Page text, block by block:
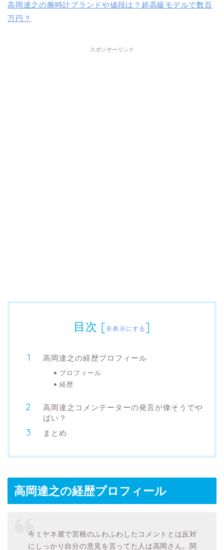
高岡達之の腕時計ブランドや値段は？超高級モデルで数百
万円？
スポンサーリンク
目次 [非表示にする]
高岡達之の経歴プロフィール
プロフィール
経歴
高岡達之コメンテーターの発言が偉そうでや
ばい？
まとめ
高岡達之の経歴プロフィール
今ミヤネ屋で宮根のふわふわしたコメントとは反対
にしっかり自分の意見を言ってた人は高岡さん。関